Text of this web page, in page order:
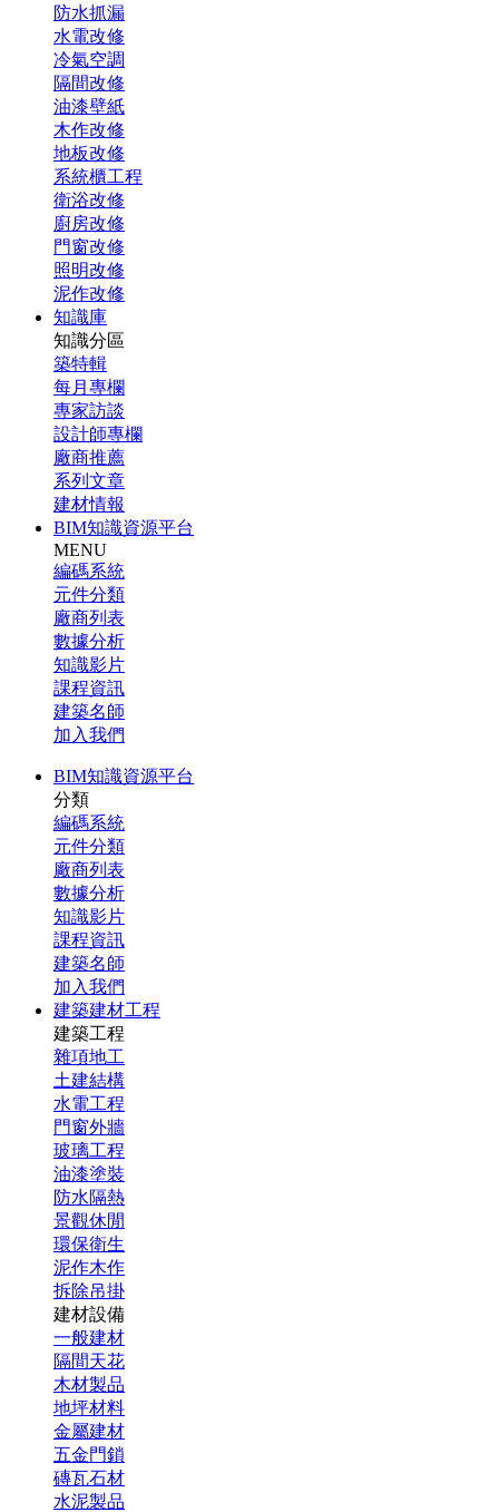
防水抓漏
水電改修
冷氣空調
隔間改修
油漆壁紙
木作改修
地板改修
系統櫃工程
衛浴改修
廚房改修
門窗改修
照明改修
泥作改修
知識庫
知識分區
築特輯
每月專欄
專家訪談
設計師專欄
廠商推薦
系列文章
建材情報
BIM知識資源平台
MENU
編碼系統
元件分類
廠商列表
數據分析
知識影片
課程資訊
建築名師
加入我們
BIM知識資源平台
分類
編碼系統
元件分類
廠商列表
數據分析
知識影片
課程資訊
建築名師
加入我們
建築建材工程
建築工程
雜項地工
土建結構
水電工程
門窗外牆
玻璃工程
油漆塗裝
防水隔熱
景觀休閒
環保衛生
泥作木作
拆除吊掛
建材設備
一般建材
隔間天花
木材製品
地坪材料
金屬建材
五金門鎖
磚瓦石材
水泥製品